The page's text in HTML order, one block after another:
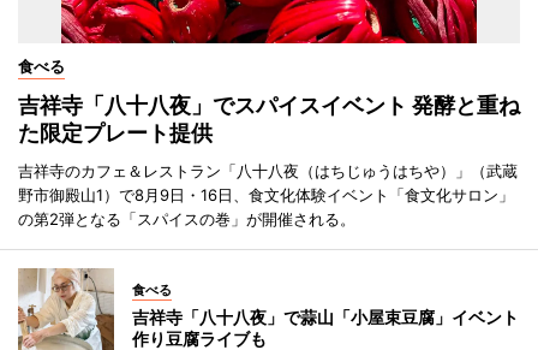
食べる
吉祥寺「八十八夜」でスパイスイベント 発酵と重ね
た限定プレート提供
吉祥寺のカフェ＆レストラン「八十八夜（はちじゅうはちや）」（武蔵
野市御殿山1）で8月9日・16日、食文化体験イベント「食文化サロン」
の第2弾となる「スパイスの巻」が開催される。
食べる
吉祥寺「八十八夜」で蒜山「小屋束豆腐」イベント
作り豆腐ライブも